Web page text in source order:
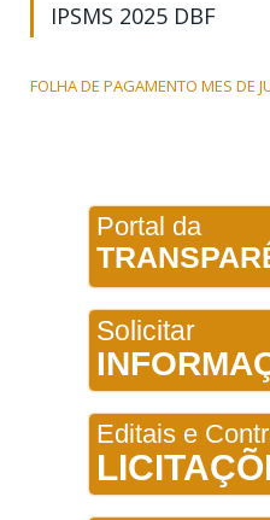
IPSMS 2025 DBF
FOLHA DE PAGAMENTO MES DE
Portal da
Solicitar
Editais e